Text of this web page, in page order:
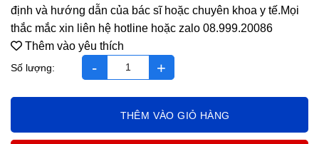
acne-aid sữa rửa mặt số lượng
THÊM VÀO GIỎ HÀNG
định và hướng dẫn của bác sĩ hoặc chuyên khoa y tế.Mọi
thắc mắc xin liên hệ hotline hoặc zalo 08.999.20086
Thêm vào yêu thích